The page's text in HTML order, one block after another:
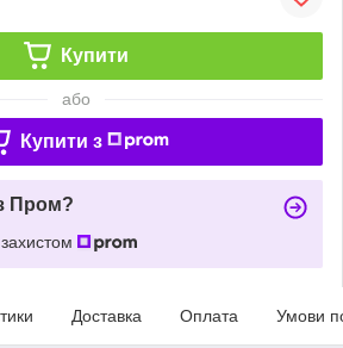
Купити
або
Купити з
Пром?
Доставка Оплата Умови